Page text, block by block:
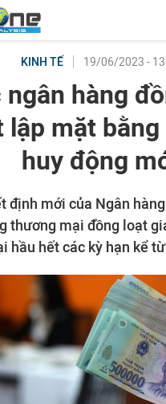
KINH TẾ 19/06/2023 -
ngân hàng
lập mặt
huy động
định mới của Ngân
thương mại đồng loạt
hầu hết các kỳ hạn kể